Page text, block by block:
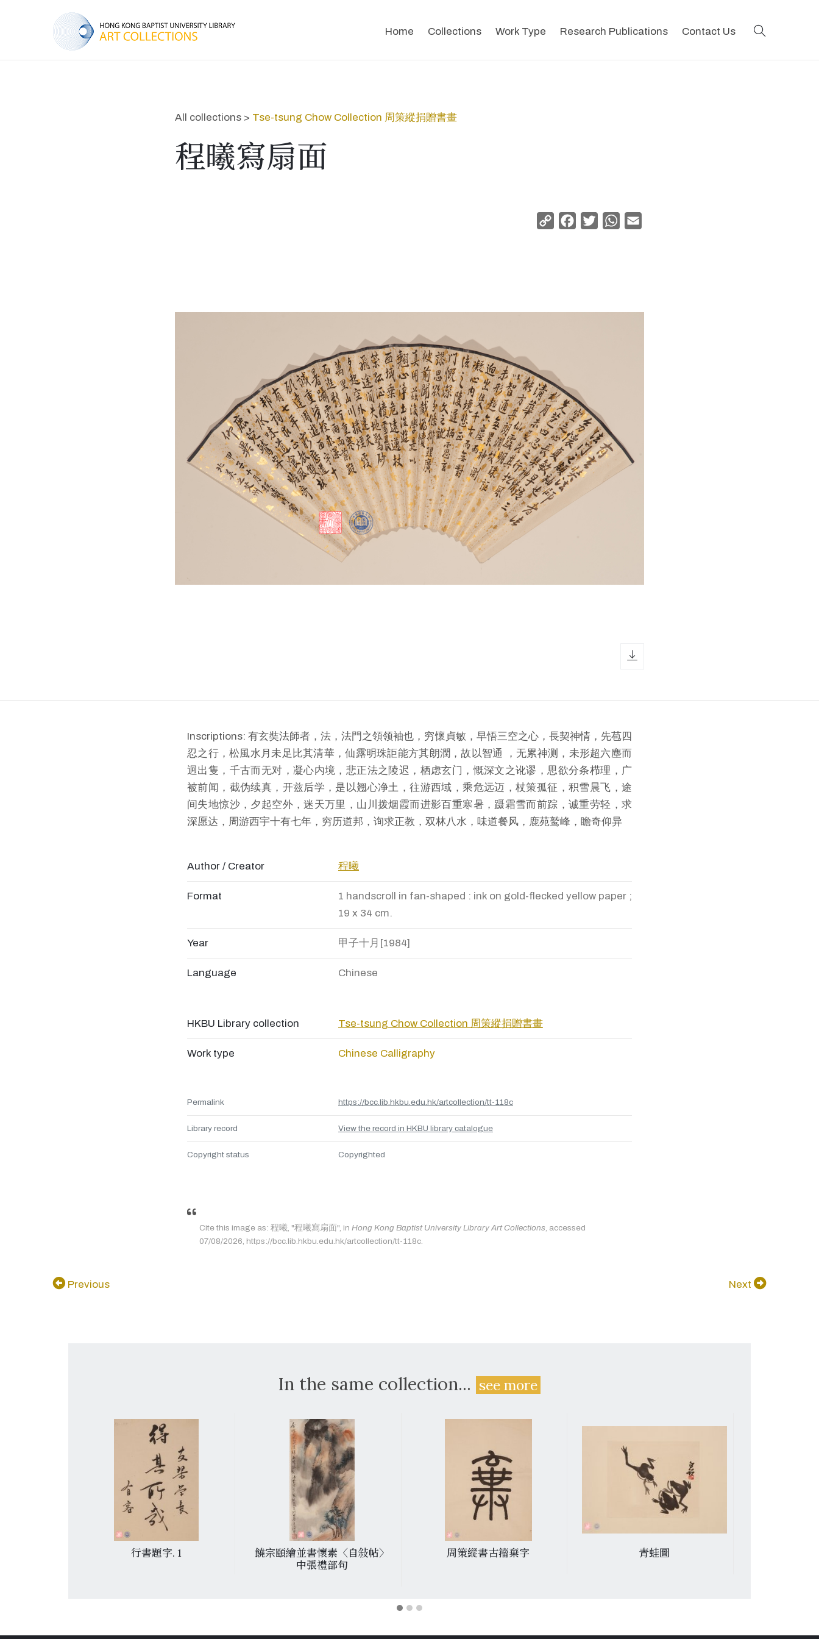
Home Collections Work Type Research Publications Contact Us
All collections > Tse-tsung Chow Collection 周策縱捐贈書畫
程曦寫扇面
Copy
Facebook
TwitterWhatsApp
Inscriptions: 有玄奘法師者，法，法門之領领袖也，穷懷貞敏，早悟三空之心，長契神情，先苞四
忍之行，松風水月未足比其清華，仙露明珠詎能方其朗潤，故以智通 ，无累神测，未形超六塵而
迥出隻，千古而无对，凝心内境，悲正法之陵迟，栖虑玄门，慨深文之讹谬，思欲分条栉理，广
被前闻，截伪续真，开兹后学，是以翘心净土，往游西域，乘危远迈，杖策孤征，积雪晨飞，途
间失地惊沙，夕起空外，迷天万里，山川拨烟霞而进影百重寒暑，蹑霜雪而前踪，诚重劳轻，求
深愿达，周游西宇十有七年，穷历道邦，询求正教，双林八水，味道餐风，鹿苑鹫峰，瞻奇仰异
Author / Creator 程曦
Format
1 handscroll in fan-shaped : ink on gold-flecked yellow paper ;
19 x 34 cm.
Year 甲子十月[1984]
Language Chinese
HKBU Library collection Tse-tsung Chow Collection 周策縱捐贈書畫
Work type Chinese Calligraphy
Permalink https://bcc.lib.hkbu.edu.hk/artcollection/tt-118c
Library record View the record in HKBU library catalogue
Copyright status Copyrighted
Cite this image as: 程曦, "程曦寫扇面", in Hong Kong Baptist University Library Art Collections, accessed
07/08/2026, https://bcc.lib.hkbu.edu.hk/artcollection/tt-118c.
Previous Next
In the same collection...see more
行書題字. 1
饒宗頤繪並書懷素〈自敍帖〉
中張禮部句
周策縱書古籀棄字 青蛙圖